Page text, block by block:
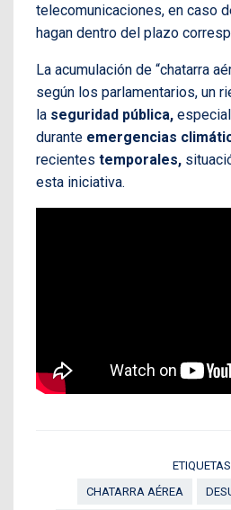
telecomunicaciones, en caso
hagan dentro del plazo
La acumulación de “chatarra
según los parlamentarios, un
la seguridad pública,
durante emergencias
recientes temporales,
esta iniciativa.
ETIQUETAS
CHATARRA AÉREA